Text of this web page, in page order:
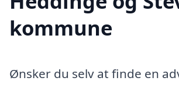
kommune
Ønsker du selv at finde en